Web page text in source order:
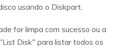
usando o Diskpart.
for limpa com sucesso ou a
Disk" para listar todos os